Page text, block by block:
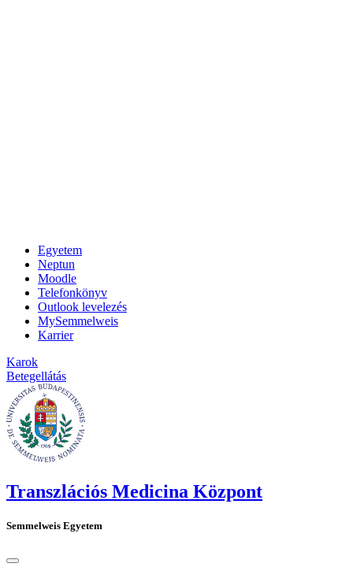
Egyetem
Neptun
Moodle
Telefonkönyv
Outlook levelezés
MySemmelweis
Karrier
Karok
Betegellátás
Transzlációs Medicina Központ
Semmelweis Egyetem